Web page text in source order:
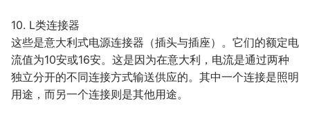
10. L类连接器
这些是意大利式电源连接器（插头与插座）。它们的额定电
流值为10安或16安。这是因为在意大利，电流是通过两种
独立分开的不同连接方式输送供应的。其中一个连接是照明
用途，而另一个连接则是其他用途。